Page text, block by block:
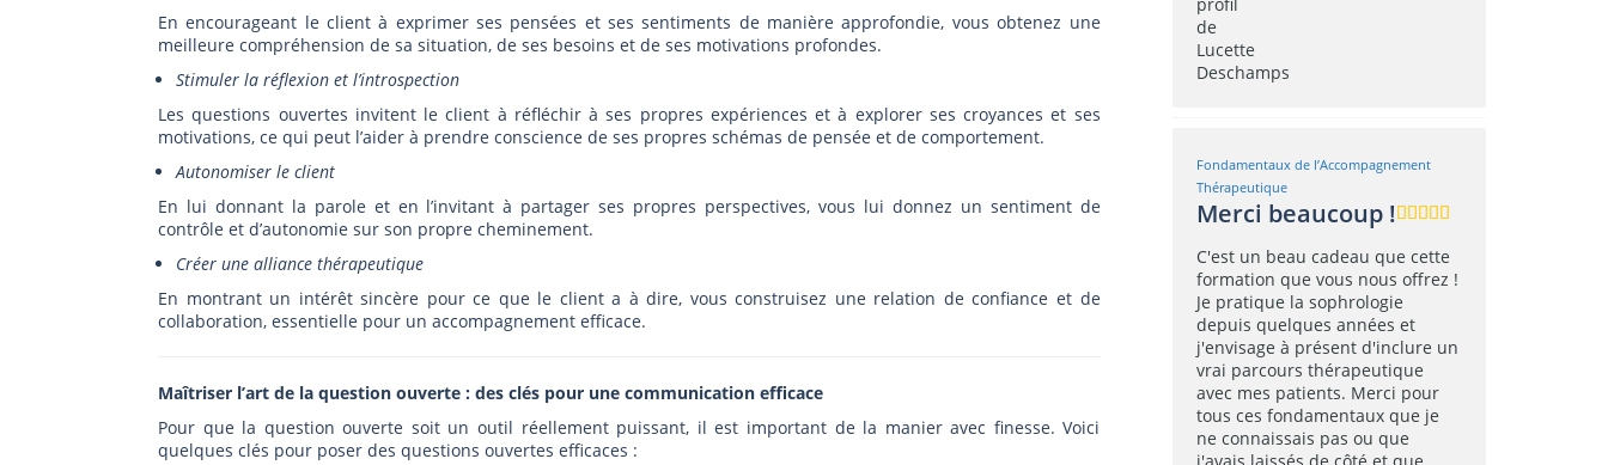
En encourageant le client à exprimer ses pensées et ses sentiments de manière approfondie, vous obtenez une
meilleure compréhension de sa situation, de ses besoins et de ses motivations profondes.
Stimuler la réflexion et l’introspection
Les questions ouvertes invitent le client à réfléchir à ses propres expériences et à explorer ses croyances et ses
motivations, ce qui peut l’aider à prendre conscience de ses propres schémas de pensée et de comportement.
Autonomiser le client
En lui donnant la parole et en l’invitant à partager ses propres perspectives, vous lui donnez un sentiment de
contrôle et d’autonomie sur son propre cheminement.
Créer une alliance thérapeutique
En montrant un intérêt sincère pour ce que le client a à dire, vous construisez une relation de confiance et de
collaboration, essentielle pour un accompagnement efficace.
Maîtriser l’art de la question ouverte : des clés pour une communication efficace
Pour que la question ouverte soit un outil réellement puissant, il est important de la manier avec finesse. Voici
quelques clés pour poser des questions ouvertes efficaces :
Fondamentaux de l’Accompagnement
Thérapeutique
Merci beaucoup !
C'est un beau cadeau que cette
formation que vous nous offrez !
Je pratique la sophrologie
depuis quelques années et
j'envisage à présent d'inclure un
vrai parcours thérapeutique
avec mes patients. Merci pour
tous ces fondamentaux que je
ne connaissais pas ou que